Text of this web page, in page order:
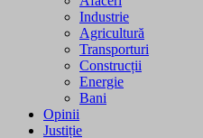
Industrie
Agricultură
Transporturi
Construcții
Energie
Bani
Opinii
Justiție